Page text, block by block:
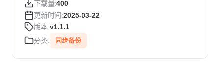
下载量:400
更新时间:2025-03-22
版本:v1.1.1
分类:
同步备份